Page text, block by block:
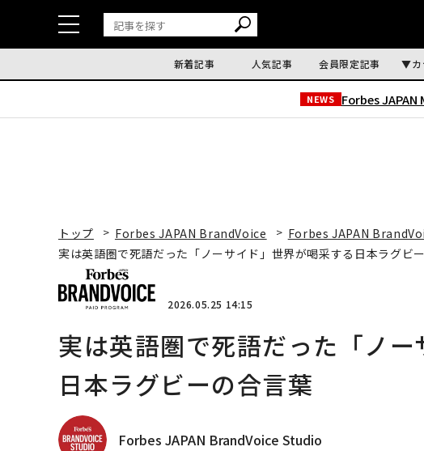
新着記事 人気記事 会員限定記事
NEWS Forbes JAPAN
トップ Forbes JAPAN BrandVoice
Forbes JAPAN
実は英語圏で死語だった「ノーサイド」世界が喝采する日本ラグビ
2026.05.25 14:15
実は英語圏で死語だった「ノ
日本ラグビーの合言葉
Forbes JAPAN BrandVoice Studio